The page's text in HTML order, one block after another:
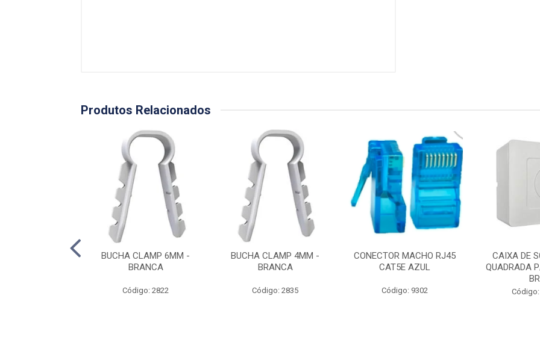
Produtos Relacionados
BUCHA CLAMP 6MM -
BRANCA
Código: 2822
BUCHA CLAMP 4MM -
BRANCA
Código: 2835
CONECTOR MACHO RJ45
CAT5E AZUL
Código: 9302
CAIXA DE
QUADRADA
BR
Código: